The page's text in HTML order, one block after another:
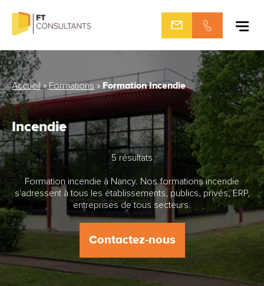
contenu
Accueil»Formations » Formation Incendie
Incendie
5 résultats
Formation incendie à Nancy. Nos formations incendie
s'adressent à tous les établissements, publics, privés, ERP,
entreprises de tous secteurs.
Contactez-nous